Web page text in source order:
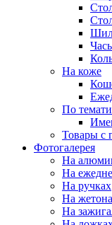
На коже
По
Товары с
Фотогалерея
На
На
На ручках
На
На